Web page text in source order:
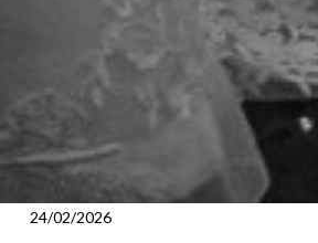
24/02/2026